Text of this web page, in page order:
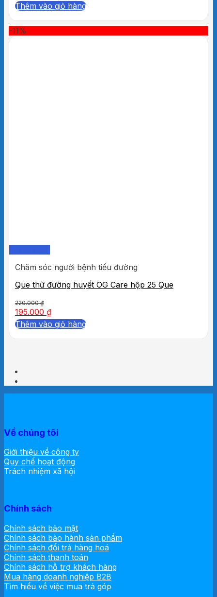
Thêm vào giỏ hàng
-11%
Chăm sóc người bệnh tiểu đường
Que thử đường huyết OG Care hộp 25 Que
220.000₫
195.000 ₫
Thêm vào giỏ hàng
Về chúng tôi
Giới thiệu về công ty
Quy chế hoạt động
Trách nhiệm xã hội
Chính sách
Chính sách bảo mật
Chính sách bảo hành sản phẩm
Chính sách đổi trả hàng hoá
Chính sách thanh toán
Chính sách hỗ trợ khách hàng
Mua hàng doanh nghiệp B2B
Tìm hiểu về việc mua trả góp